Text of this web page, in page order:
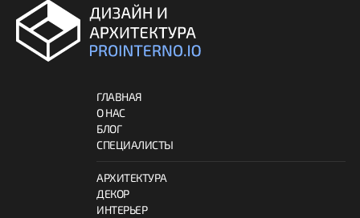
ГЛАВНАЯ
О НАС
БЛОГ
СПЕЦИАЛИСТЫ
АРХИТЕКТУРА
ДЕКОР
ИНТЕРЬЕР